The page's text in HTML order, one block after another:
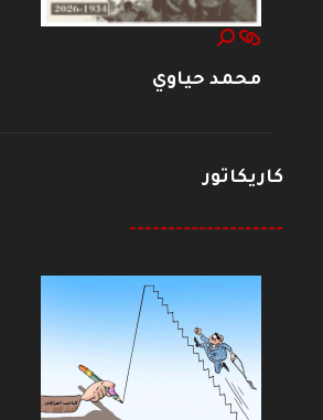
محمد حياوي
كاريكاتور
--------------------